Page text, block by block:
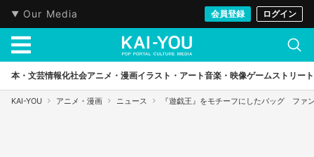
Our Media 会員登録 ログイン
本・文芸情報化社会アニメ・漫画イラスト・アート音楽・映像ゲームストリート
KAI-YOU アニメ・漫画 ニュース 『遊戯王』をモチーフにしたバッグ ファ